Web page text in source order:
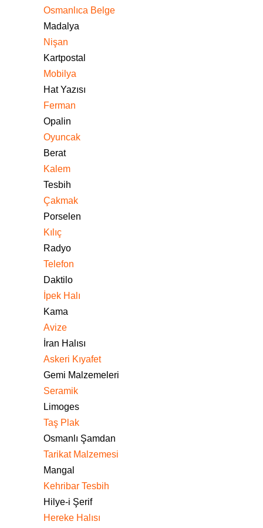
Osmanlıca Belge
Madalya
Nişan
Kartpostal
Mobilya
Hat Yazısı
Ferman
Opalin
Oyuncak
Berat
Kalem
Tesbih
Çakmak
Porselen
Kılıç
Radyo
Telefon
Daktilo
İpek Halı
Kama
Avize
İran Halısı
Askeri Kıyafet
Gemi Malzemeleri
Seramik
Limoges
Taş Plak
Osmanlı Şamdan
Tarikat Malzemesi
Mangal
Kehribar Tesbih
Hilye-i Şerif
Hereke Halısı